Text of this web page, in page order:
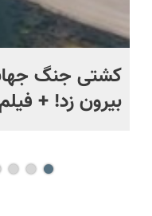
کشتی‌ جنگ
بیرون زد! +